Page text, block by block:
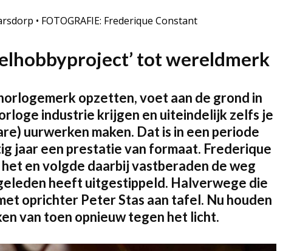
• FOTOGRAFIE: Frederique Constant
tot wereldmerk
opzetten, voet aan de grond in
industrie krijgen en uiteindelijk zelfs je
uurwerken maken. Dat is in een periode
jaar een prestatie van formaat. Frederique
en volgde daarbij vastberaden de weg
heeft uitgestippeld. Halverwege die
oprichter Peter Stas aan tafel. Nu houden
van toen opnieuw tegen het licht.